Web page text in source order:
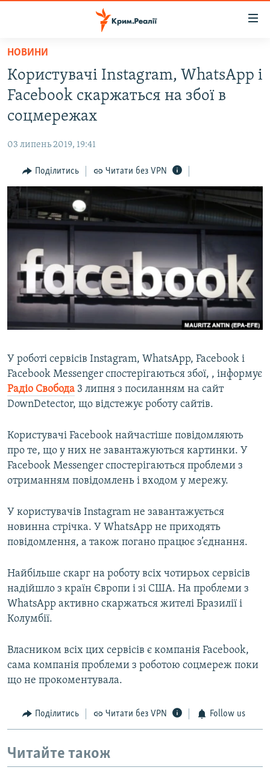
Перейти
основного
матеріалу
до
основної
Перейти
до
пошуку
ВОДА.КРИМ
БЛОГИ
ПОГЛЯД
ІНТЕРВ'Ю
ВСЕ ЗА ДЕНЬ
ДЕПОРТАЦІЯ
ВІДЕОУРОКИ «ELIFBE»
СВІДЧЕННЯ ОКУПАЦІЇ
УКРАЇНСЬКА ПРОБЛЕМА КРИМУ
ЯК ОБІЙТИ БЛОКУВАННЯ
Русский
Qırımtatar
Усі сайти RFE/RL
НОВИНИ
Користувачі Instagram, WhatsApp і
Facebook скаржаться на збої в
соцмережах
03 липень 2019, 19:41
Поділитись Читати без VPN
У роботі сервісів Instagram, WhatsApp, Facebook і
Facebook Messenger спостерігаються збої, , інформує
Радіо Свобода 3 липня з посиланням на сайт
DownDetector, що відстежує роботу сайтів.
Користувачі Facebook найчастіше повідомляють
про те, що у них не завантажуються картинки. У
Facebook Messenger спостерігаються проблеми з
отриманням повідомлень і входом у мережу.
У користувачів Instagram не завантажується
новинна стрічка. У WhatsApp не приходять
повідомлення, а також погано працює з’єднання.
Найбільше скарг на роботу всіх чотирьох сервісів
надійшло з країн Європи і зі США. На проблеми з
WhatsApp активно скаржаться жителі Бразилії і
Колумбії.
Власником всіх цих сервісів є компанія Facebook,
сама компанія проблеми з роботою соцмереж поки
що не прокоментувала.
Поділитись Читати без VPN Follow us
Читайте також